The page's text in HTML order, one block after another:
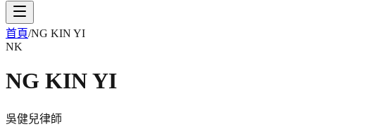
首頁/NG KIN YI
NK
NG KIN YI
吳健兒律師